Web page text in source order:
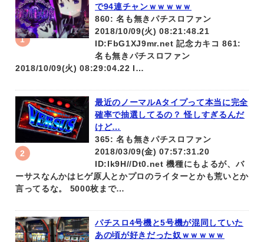
で94連チャンｗｗｗｗｗ
860: 名も無きパチスロファン
2018/10/09(火) 08:21:48.21
ID:FbG1XJ9mr.net 記念カキコ 861:
名も無きパチスロファン
2018/10/09(火) 08:29:04.22 I…
最近のノーマルAタイプって本当に完全
確率で抽選してるの？ 怪しすぎるんだ
けど…
365: 名も無きパチスロファン
2018/03/09(金) 07:57:31.20
ID:lk9H//Dt0.net 機種にもよるが、バ
ーサスなんかはヒゲ原人とかプロのライターとかも荒いとか
言ってるな。 5000枚まで…
パチスロ4号機と5号機が混同していた
あの頃が好きだった奴ｗｗｗｗｗ